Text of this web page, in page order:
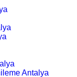
Antalya